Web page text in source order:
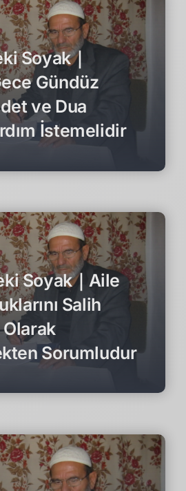
Soyak｜
Gündüz
ve Dua
İstemelidir
Soyak｜Aile
Salih
Sorumludur